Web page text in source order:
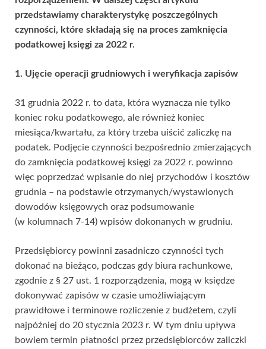
przedstawiamy charakterystykę poszczególnych
czynności, które składają się na proces zamknięcia
podatkowej księgi za 2022 r.
1. Ujęcie operacji grudniowych i weryfikacja zapisów
31 grudnia 2022 r. to data, która wyznacza nie tylko
koniec roku podatkowego, ale również koniec
miesiąca/kwartału, za który trzeba uiścić zaliczkę na
podatek. Podjęcie czynności bezpośrednio zmierzających
do zamknięcia podatkowej księgi za 2022 r. powinno
więc poprzedzać wpisanie do niej przychodów i kosztów
grudnia – na podstawie otrzymanych/wystawionych
dowodów księgowych oraz podsumowanie
(w kolumnach 7-14) wpisów dokonanych w grudniu.
Przedsiębiorcy powinni zasadniczo czynności tych
dokonać na bieżąco, podczas gdy biura rachunkowe,
zgodnie z § 27 ust. 1 rozporządzenia, mogą w księdze
dokonywać zapisów w czasie umożliwiającym
prawidłowe i terminowe rozliczenie z budżetem, czyli
najpóźniej do 20 stycznia 2023 r. W tym dniu upływa
bowiem termin płatności przez przedsiębiorców zaliczki